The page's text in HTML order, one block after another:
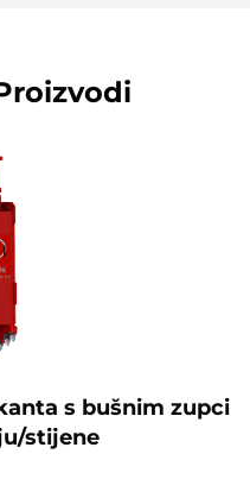
s bušnim zupci
stijene